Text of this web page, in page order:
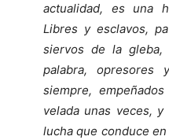
actualidad, es una
Libres y esclavos,
siervos de la gleba,
palabra, opresores
siempre,
velada unas veces,
lucha que conduce